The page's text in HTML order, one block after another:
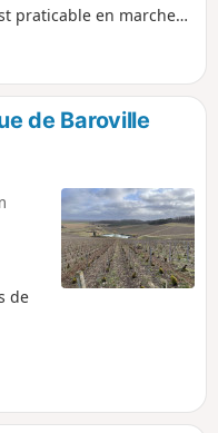
praticable en marche
le vignoble
apercevrez la croix
Un passage par le
année la journée
de Baroville
de